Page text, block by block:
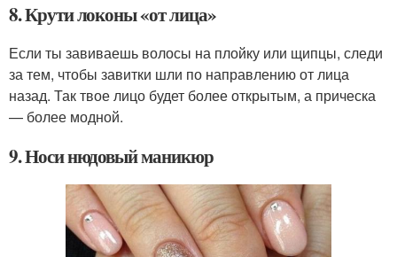
8. Крути локоны «от лица»
Если ты завиваешь волосы на плойку или щипцы, следи
за тем, чтобы завитки шли по направлению от лица
назад. Так твое лицо будет более открытым, а прическа
— более модной.
9. Носи нюдовый маникюр